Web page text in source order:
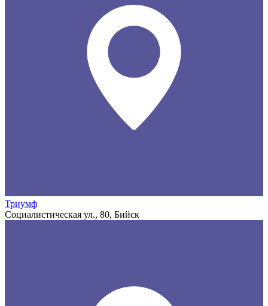
Триумф
Социалистическая ул., 80, Бийск